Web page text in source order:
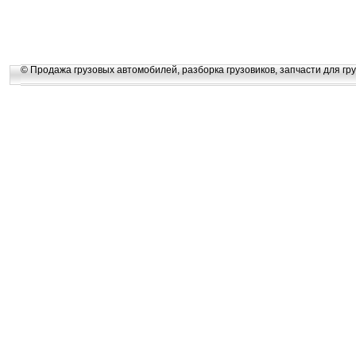
© Продажа грузовых автомобилей, разборка грузовиков, запчасти для